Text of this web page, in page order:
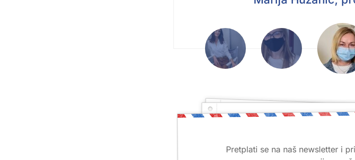
upišem ovo učilište je među
sam donijela u životu.
prijatelje za cijeli život. Hvala